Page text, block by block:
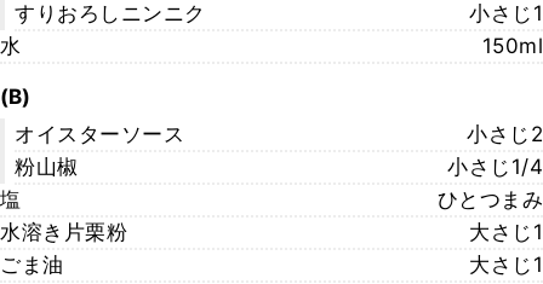
すりおろしニンニク
小さじ1
水
150ml
(B)
オイスターソース
小さじ2
粉山椒
小さじ1/4
塩
ひとつまみ
水溶き片栗粉
大さじ1
ごま油
大さじ1